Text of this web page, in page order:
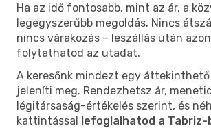
Ha az idő fontosabb, mint az ár, a
legegyszerűbb megoldás. Nincs
nincs várakozás – leszállás után
folytathatod az utadat.
A keresőnk mindezt egy
jeleníti meg. Rendezhetsz ár,
légitársaság-értékelés szerint, és
kattintással lefoglalhatod a Tabriz-